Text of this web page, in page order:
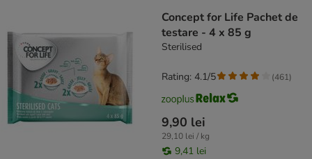
Concept for Life Pachet de
testare - 4 x 85 g
Sterilised
9,90 lei
29,10 lei / kg
9,41 lei
Rating: 4.1/5 (461)